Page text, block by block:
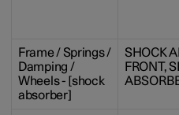
Frame / Springs /
Damping /
Wheels - [shock
absorber]
SHOCK
FRONT,